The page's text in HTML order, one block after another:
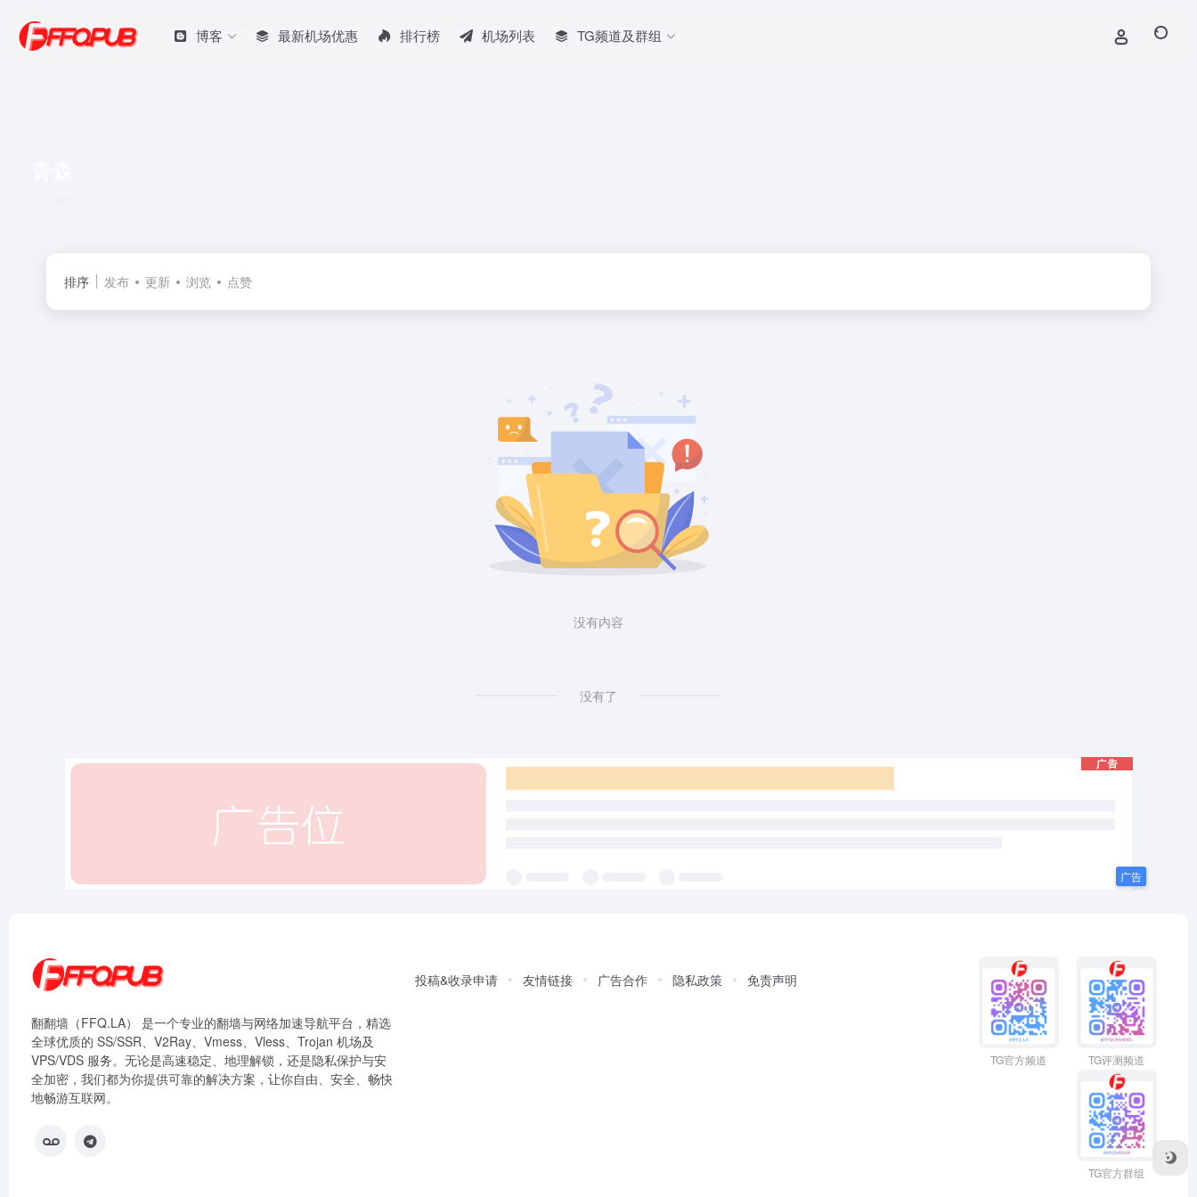
博客 最新机场优惠 排行榜 机场列表 TG频道及群组
排序 发布 更新 浏览 点赞
没有内容
没有了
翻翻墙（FFQ.LA） 是一个专业的翻墙与网络加速导航平台，精选
全球优质的 SS/SSR、V2Ray、Vmess、Vless、Trojan 机场及
VPS/VDS 服务。无论是高速稳定、地理解锁，还是隐私保护与安
全加密，我们都为你提供可靠的解决方案，让你自由、安全、畅快
地畅游互联网。
投稿&收录申请 友情链接 广告合作 隐私政策 免责声明
TG官方频道 TG评测频道
TG官方群组